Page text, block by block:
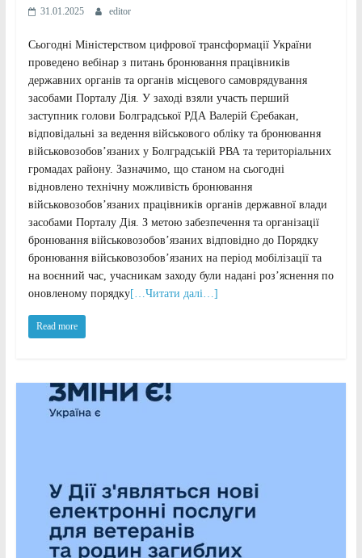
31.01.2025 editor
Сьогодні Міністерством цифрової трансформації України
проведено вебінар з питань бронювання працівників
державних органів та органів місцевого самоврядування
засобами Порталу Дія. У заході взяли участь перший
заступник голови Болградської РДА Валерій Єребакан,
відповідальні за ведення військового обліку та бронювання
військовозобов’язаних у Болградській РВА та територіальних
громадах району. Зазначимо, що станом на сьогодні
відновлено технічну можливість бронювання
військовозобов’язаних працівників органів державної влади
засобами Порталу Дія. З метою забезпечення та організації
бронювання військовозобов’язаних відповідно до Порядку
бронювання військовозобов’язаних на період мобілізації та
на воєнний час, учасникам заходу були надані роз’яснення по
оновленому порядку[…Читати далі…]
Read more